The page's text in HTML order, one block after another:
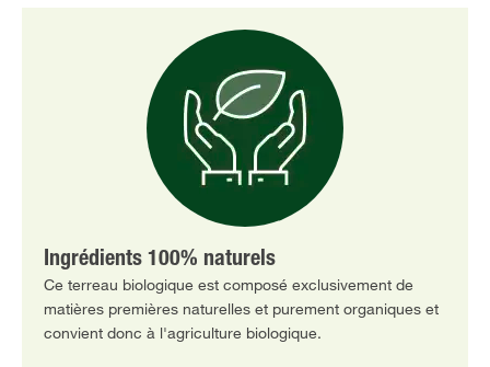
Ingrédients 100% naturels
Ce terreau biologique est composé exclusivement de
matières premières naturelles et purement organiques et
convient donc à l'agriculture biologique.